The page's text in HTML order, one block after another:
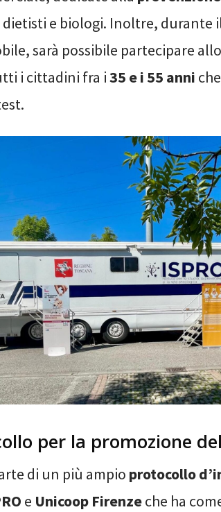
e biologi. Inoltre, durante
sarà possibile partecipare allo
i cittadini fra i35 e i 55 anni
per la promozione
di un più ampio protocollo
e Unicoop Firenzeche ha